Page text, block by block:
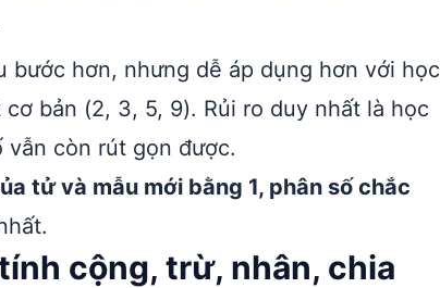
hơn, nhưng dễ áp dụng hơn với học
bản (2, 3, 5, 9). Rủi ro duy nhất là học
còn rút gọn được.
tử và mẫu mới bằng 1, phân số chắc
cộng, trừ, nhân, chia